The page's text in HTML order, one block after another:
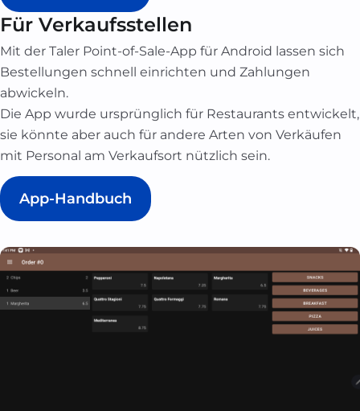
Für Verkaufsstellen
Mit der Taler Point-of-Sale-App für Android lassen sich
Bestellungen schnell einrichten und Zahlungen
abwickeln.
Die App wurde ursprünglich für Restaurants entwickelt,
sie könnte aber auch für andere Arten von Verkäufen
mit Personal am Verkaufsort nützlich sein.
App-Handbuch